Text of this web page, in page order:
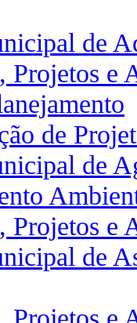
de
Projetos e
de
de
Projetos e
de